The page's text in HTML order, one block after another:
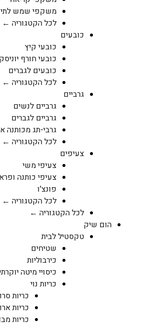
משקפי שמש
לכל הקטגוריה ←
כובעים
כובעי קיץ
כובעי חורף
כובעים לגברים
לכל הקטגוריה ←
גרביים
גרביים לנשים
גרביים לגברים
גרבי-תג מכותנה
לכל הקטגוריה ←
צעיפים
צעיפי משי
צעיפי כותנה
פונצ'ו
לכל הקטגוריה ←
לכל הקטגוריה ←
הום שיק
טקסטיל לבית
שטיחים
כירבוליות
כיסויי מיטה
כריות נוי
כריות
כריות
כריות